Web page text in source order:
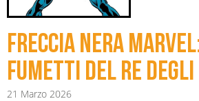
Freccia Nera
fumetti del re degli
21 Marzo 2026